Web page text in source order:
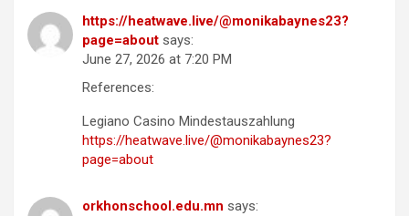
https://heatwave.live/@monikabaynes23?
page=about says:
June 27, 2026 at 7:20 PM
References:
Legiano Casino Mindestauszahlung
https://heatwave.live/@monikabaynes23?
page=about
orkhonschool.edu.mn says: